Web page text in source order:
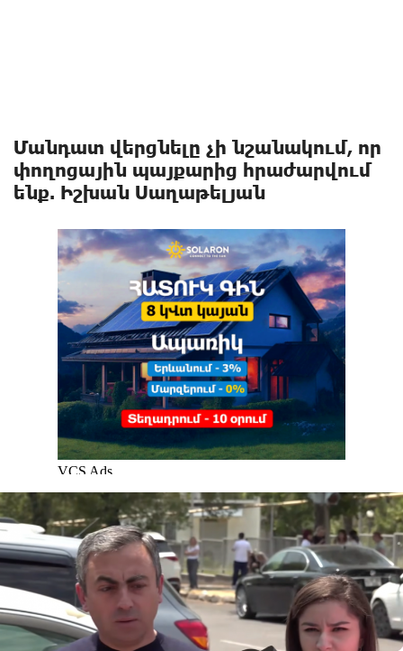
Մանդատ վերցնելը չի նշանակում, որ
փողոցային պայքարից հրաժարվում
ենք. Իշխան Սաղաթելյան